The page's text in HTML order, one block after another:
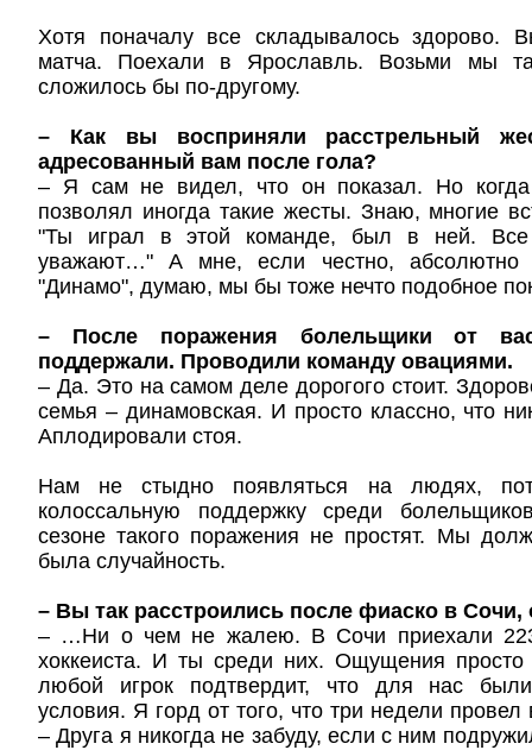
Хотя поначалу все складывалось здорово.
матча. Поехали в Ярославль. Возьми мы
сложилось бы по-другому.
– Как вы восприняли расстрельный
адресованный вам после гола?
– Я сам не видел, что он показал. Но
позволял иногда такие жесты. Знаю, многие
"Ты играл в этой команде, был в ней. Все
уважают…" А мне, если честно, абсолютно
"Динамо", думаю, мы бы тоже нечто подобное
– После поражения болельщики от
поддержали. Проводили команду овациями.
– Да. Это на самом деле дорогого стоит.
семья – динамовская. И просто классно, что
Аплодировали стоя.
Нам не стыдно появляться на людях,
колоссальную поддержку среди
сезоне такого поражения не простят. Мы
была случайность.
– Вы так расстроились после фиаско в
– …Ни о чем не жалею. В Сочи приехали
хоккеиста. И ты среди них. Ощущения просто
любой игрок подтвердит, что для нас
условия. Я горд от того, что три недели
– Друга я никогда не забуду, если с ним